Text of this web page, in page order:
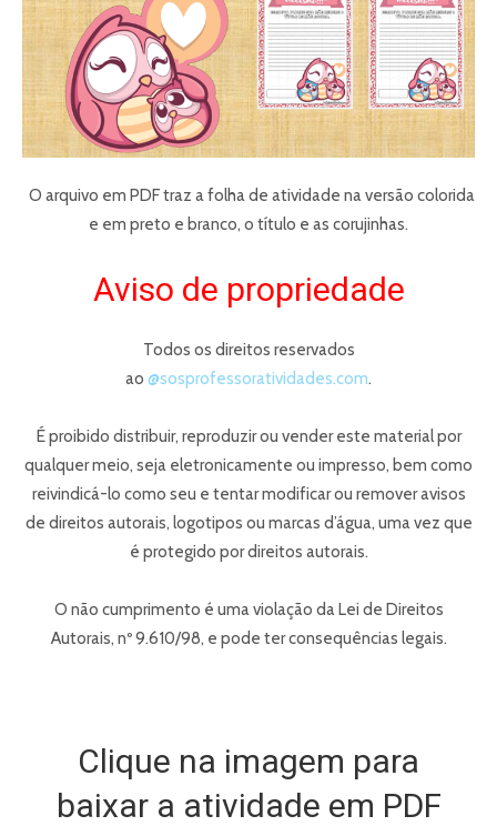
O arquivo em PDF traz a folha de atividade na versão colorida
e em preto e branco, o título e as corujinhas.
Aviso de propriedade
Todos os direitos reservados
ao @sosprofessoratividades.com.
É proibido distribuir, reproduzir ou vender este material por
qualquer meio, seja eletronicamente ou impresso, bem como
reivindicá-lo como seu e tentar modificar ou remover avisos
de direitos autorais, logotipos ou marcas d’água, uma vez que
é protegido por direitos autorais.
O não cumprimento é uma violação da Lei de Direitos
Autorais, nº 9.610/98, e pode ter consequências legais.
Clique na imagem para
baixar a atividade em PDF